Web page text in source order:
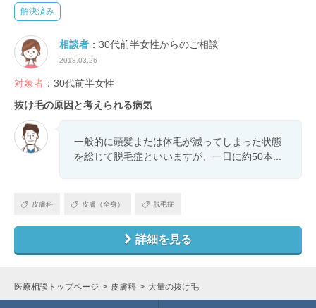
解決済み
相談者 ：30代前半女性からのご相談
2018.03.26
対象者 ：30代前半女性
抜け毛の原因と考えられる病気
一般的に頭髪または体毛が減ってしまった状態
を総じて脱毛症といいますが、一日に約50本...
皮膚科 皮膚（全身） 脱毛症
詳細を見る
医療相談トップページ 皮膚科 大量の抜け毛